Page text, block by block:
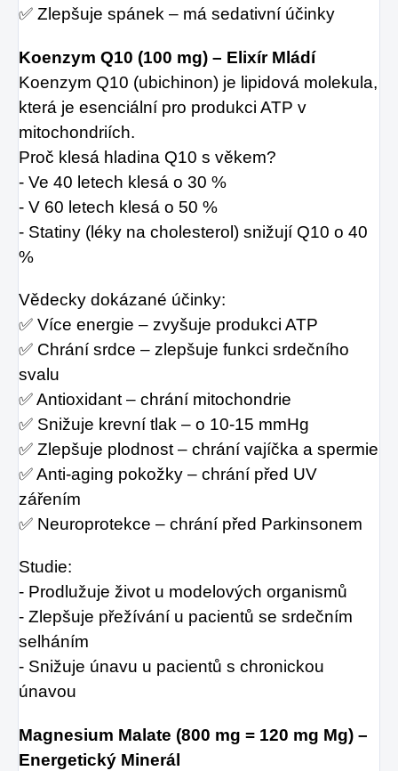
✅ Zlepšuje spánek – má sedativní účinky
Koenzym Q10 (100 mg) – Elixír Mládí
Koenzym Q10 (ubichinon) je lipidová molekula,
která je esenciální pro produkci ATP v
mitochondriích.
Proč klesá hladina Q10 s věkem?
- Ve 40 letech klesá o 30 %
- V 60 letech klesá o 50 %
- Statiny (léky na cholesterol) snižují Q10 o 40
%
Vědecky dokázané účinky:
✅ Více energie – zvyšuje produkci ATP
✅ Chrání srdce – zlepšuje funkci srdečního
svalu
✅ Antioxidant – chrání mitochondrie
✅ Snižuje krevní tlak – o 10-15 mmHg
✅ Zlepšuje plodnost – chrání vajíčka a spermie
✅ Anti-aging pokožky – chrání před UV
zářením
✅ Neuroprotekce – chrání před Parkinsonem
Studie:
- Prodlužuje život u modelových organismů
- Zlepšuje přežívání u pacientů se srdečním
selháním
- Snižuje únavu u pacientů s chronickou
únavou
Magnesium Malate (800 mg = 120 mg Mg) –
Energetický Minerál